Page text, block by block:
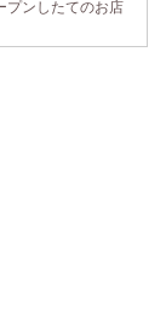
プンしたてのお店